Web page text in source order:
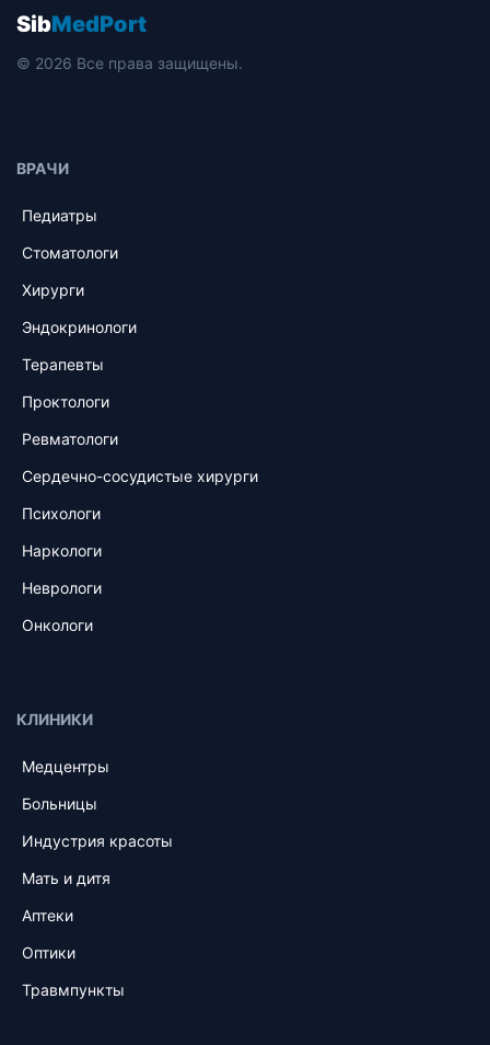
SibMedPort
© 2026 Все права защищены.
ВРАЧИ
Педиатры
Стоматологи
Хирурги
Эндокринологи
Терапевты
Проктологи
Ревматологи
Сердечно-сосудистые хирурги
Психологи
Наркологи
Неврологи
Онкологи
КЛИНИКИ
Медцентры
Больницы
Индустрия красоты
Мать и дитя
Аптеки
Оптики
Травмпункты